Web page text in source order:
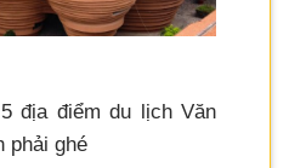
5 địa điểm du lịch Văn
phải ghé